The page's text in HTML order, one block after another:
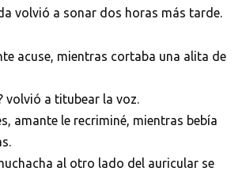
volvió a sonar dos horas más tarde.
acuse, mientras cortaba una alita de
volvió a titubear la voz.
amante le recriminé, mientras bebía
al otro lado del auricular se